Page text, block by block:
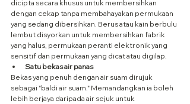
dicipta secara khusus untuk membersihkan
dengan cekap tanpa membahayakan permukaan
yang sedang dibersihkan. Berus atau kain berbulu
lembut disyorkan untuk membersihkan fabrik
yang halus, permukaan peranti elektronik yang
sensitif dan permukaan yang dicat atau digilap.
Satu bekas air panas
Bekas yang penuh dengan air suam dirujuk
sebagai "baldi air suam." Memandangkan ia boleh
lebih berjaya daripada air sejuk untuk